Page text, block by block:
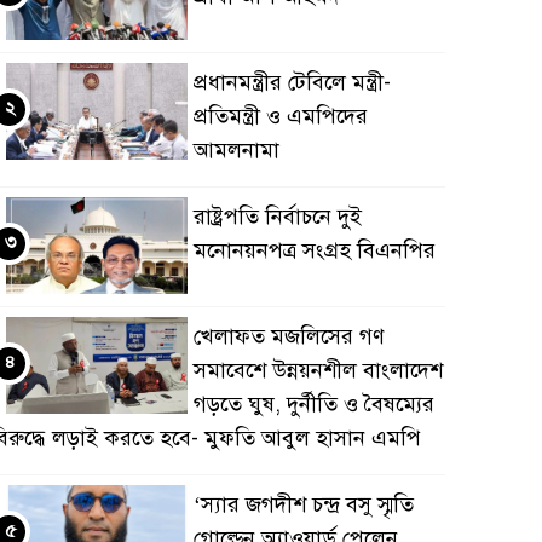
প্রধানমন্ত্রীর টেবিলে মন্ত্রী-
প্রতিমন্ত্রী ও এমপিদের
আমলনামা
২
রাষ্ট্রপতি নির্বাচনে দুই
মনোনয়নপত্র সংগ্রহ বিএনপির
৩
খেলাফত মজলিসের গণ
সমাবেশে উন্নয়নশীল বাংলাদেশ
গড়তে ঘুষ, দুর্নীতি ও বৈষম্যের
লড়াই করতে হবে- মুফতি আবুল হাসান এমপি
৪
‘স্যার জগদীশ চন্দ্র বসু স্মৃতি
৫